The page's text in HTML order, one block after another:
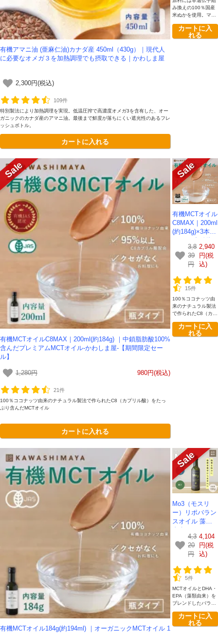
有機アマニ油 (亜麻仁油)カナダ産 450ml（430g）｜現代人
に必要なオメガ３を加熱調理でも摂取できる｜かわしま屋
2,300円(税込)
109件
特別製法により加熱調理を実現。低温圧搾で高濃度オメガ3を含有した、オー
ガニックのカナダ産のアマニ油。最後まで鮮度が落ちにくい遮光性のあるフレ
ッシュボトル。
カートに入れる
み換えの100％国産
米ぬかを使用。マイ
素材の味を生かした
お料理に最適の油で
カートに入
れる
有機MCTオイルC8MAX｜200ml(約184g) ｜中鎖脂肪酸100%
含んだプレミアムMCTオイル-かわしま屋-【期間限定セー
ル】
1,280円 980円(税込)
21件
100％ココナッツ由来のナチュラル製法で作られたC8（カプリル酸）をたっ
ぷり含んだMCTオイル
カートに入れる
有機MCTオイル
C8MAX｜200ml
(約184g)×3本セ
肪酸100%含ん
だプレミアムM
CTオイル-かわ
しま屋-【期間
限定セール】
3,8
39
円
2,940
円(税
込)
15件
100％ココナッツ由
来のナチュラル製法
で作られたC8（カプ
含んだMCTオイル
カートに入
れる
有機MCTオイル184g(約194ml) ｜オーガニックMCTオイル 1
Mo3（モスリ
ー）リポバラン
スオイル 藻類
HA｜健やかブ
レンドオイル18
4g【送料無料】
【期間限定セー
ル】
4,3
20
円
4,104
円(税
込)
5件
MCTオイルとDHA・
EPA（藻類由来）を
ブレンドしたバラン
3」。ほぼ無味無臭
で、いつもの食事に
カートに入
れる